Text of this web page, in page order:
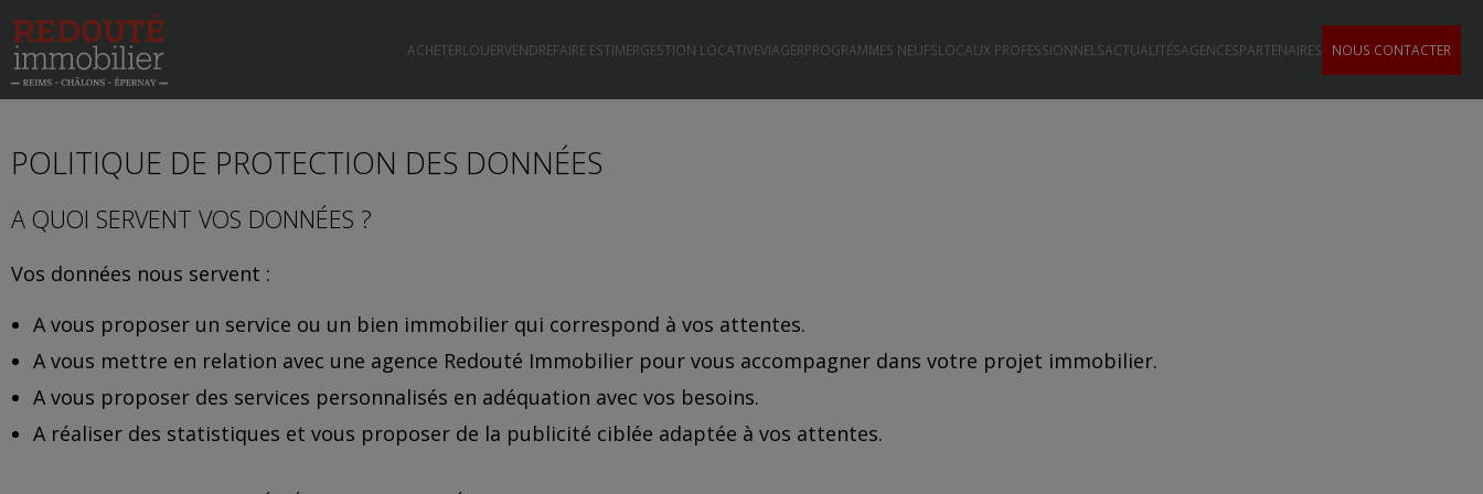
ACHETERLOUERVENDREFAIRE ESTIMERGESTION LOCATIVEVIAGERPROGRAMMES NEUFSLOCAUX PROFESSIONNELSACTUALITÉSAGENCESPARTENAIRES NOUS CONTACTER
POLITIQUE DE PROTECTION DES DONNÉES
A QUOI SERVENT VOS DONNÉES ?
Vos données nous servent :
A vous proposer un service ou un bien immobilier qui correspond à vos attentes.
A vous mettre en relation avec une agence Redouté Immobilier pour vous accompagner dans votre projet immobilier.
A vous proposer des services personnalisés en adéquation avec vos besoins.
A réaliser des statistiques et vous proposer de la publicité ciblée adaptée à vos attentes.